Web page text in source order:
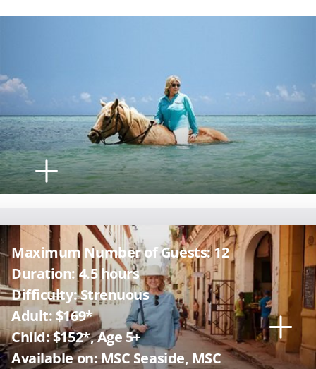
Maximum Number of Guests: 12
Duration: 4.5 hours
Difficulty: Strenuous
Adult: $169*
Child: $152*, Age 5+
Available on: MSC Seaside, MSC